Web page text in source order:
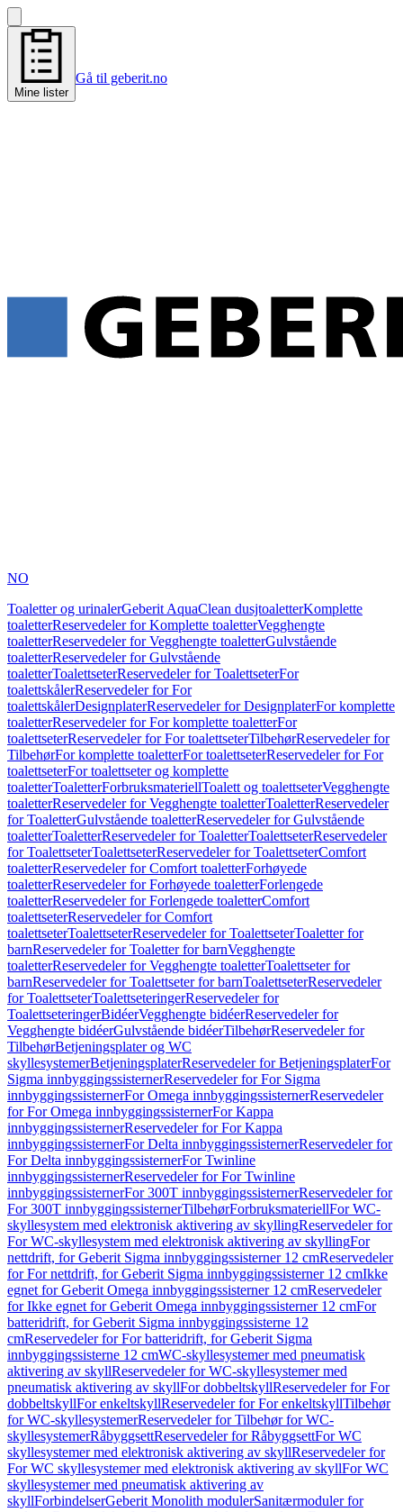
Mine lister
Gå til geberit.no
NO
Toaletter og urinalerGeberit AquaClean dusjtoaletterKomplette
toaletterReservedeler for Komplette toaletterVegghengte
toaletterReservedeler for Vegghengte toaletterGulvstående
toaletterReservedeler for Gulvstående
toaletterToalettseterReservedeler for ToalettseterFor
toalettskålerReservedeler for For
toalettskålerDesignplaterReservedeler for DesignplaterFor komplette
toaletterReservedeler for For komplette toaletterFor
toalettseterReservedeler for For toalettseterTilbehørReservedeler for
TilbehørFor komplette toaletterFor toalettseterReservedeler for For
toalettseterFor toalettseter og komplette
toaletterToaletterForbruksmateriellToalett og toalettseterVegghengte
toaletterReservedeler for Vegghengte toaletterToaletterReservedeler
for ToaletterGulvstående toaletterReservedeler for Gulvstående
toaletterToaletterReservedeler for ToaletterToalettseterReservedeler
for ToalettseterToalettseterReservedeler for ToalettseterComfort
toaletterReservedeler for Comfort toaletterForhøyede
toaletterReservedeler for Forhøyede toaletterForlengede
toaletterReservedeler for Forlengede toaletterComfort
toalettseterReservedeler for Comfort
toalettseterToalettseterReservedeler for ToalettseterToaletter for
barnReservedeler for Toaletter for barnVegghengte
toaletterReservedeler for Vegghengte toaletterToalettseter for
barnReservedeler for Toalettseter for barnToalettseterReservedeler
for ToalettseterToalettseteringerReservedeler for
ToalettseteringerBidéerVegghengte bidéerReservedeler for
Vegghengte bidéerGulvstående bidéerTilbehørReservedeler for
TilbehørBetjeningsplater og WC
skyllesystemerBetjeningsplaterReservedeler for BetjeningsplaterFor
Sigma innbyggingssisternerReservedeler for For Sigma
innbyggingssisternerFor Omega innbyggingssisternerReservedeler
for For Omega innbyggingssisternerFor Kappa
innbyggingssisternerReservedeler for For Kappa
innbyggingssisternerFor Delta innbyggingssisternerReservedeler for
For Delta innbyggingssisternerFor Twinline
innbyggingssisternerReservedeler for For Twinline
innbyggingssisternerFor 300T innbyggingssisternerReservedeler for
For 300T innbyggingssisternerTilbehørForbruksmateriellFor WC-
skyllesystem med elektronisk aktivering av skyllingReservedeler for
For WC-skyllesystem med elektronisk aktivering av skyllingFor
nettdrift, for Geberit Sigma innbyggingssisterner 12 cmReservedeler
for For nettdrift, for Geberit Sigma innbyggingssisterner 12 cmIkke
egnet for Geberit Omega innbyggingssisterner 12 cmReservedeler
for Ikke egnet for Geberit Omega innbyggingssisterner 12 cmFor
batteridrift, for Geberit Sigma innbyggingssisterne 12
cmReservedeler for For batteridrift, for Geberit Sigma
innbyggingssisterne 12 cmWC-skyllesystemer med pneumatisk
aktivering av skyllReservedeler for WC-skyllesystemer med
pneumatisk aktivering av skyllFor dobbeltskyllReservedeler for For
dobbeltskyllFor enkeltskyllReservedeler for For enkeltskyllTilbehør
for WC-skyllesystemerReservedeler for Tilbehør for WC-
skyllesystemerRåbyggsettReservedeler for RåbyggsettFor WC
skyllesystemer med elektronisk aktivering av skyllReservedeler for
For WC skyllesystemer med elektronisk aktivering av skyllFor WC
skyllesystemer med pneumatisk aktivering av
skyllForbindelserGeberit Monolith modulerSanitærmoduler for